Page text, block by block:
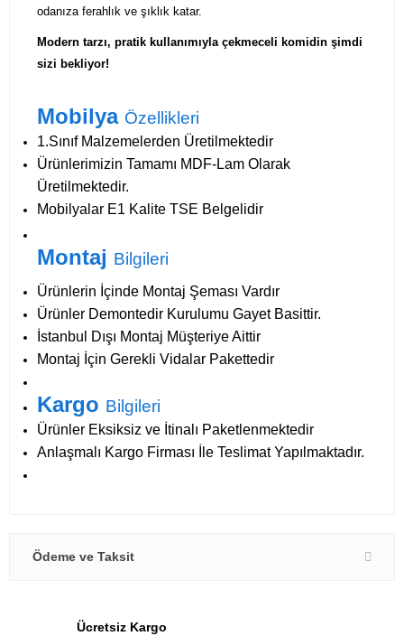
odanıza ferahlık ve şıklık katar.
Modern tarzı, pratik kullanımıyla çekmeceli komidin şimdi
sizi bekliyor!
Mobilya Özellikleri
1.Sınıf Malzemelerden Üretilmektedir
Ürünlerimizin Tamamı MDF-Lam Olarak
Üretilmektedir.
Mobilyalar E1 Kalite TSE Belgelidir
Montaj Bilgileri
Ürünlerin İçinde Montaj Şeması Vardır
Ürünler Demontedir Kurulumu Gayet Basittir.
İstanbul Dışı Montaj Müşteriye Aittir
Montaj İçin Gerekli Vidalar Pakettedir
Kargo Bilgileri
Ürünler Eksiksiz ve İtinalı Paketlenmektedir
Anlaşmalı Kargo Firması İle Teslimat Yapılmaktadır.
Ödeme ve Taksit
Ücretsiz Kargo